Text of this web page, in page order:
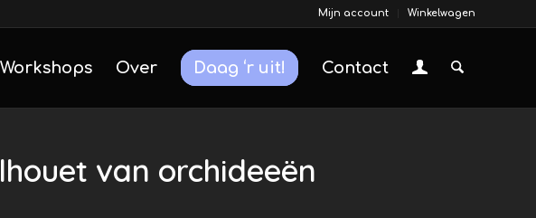
Mijn account Winkelwagen
Workshops Over Daag ‘r uit! Contact
van orchideeën